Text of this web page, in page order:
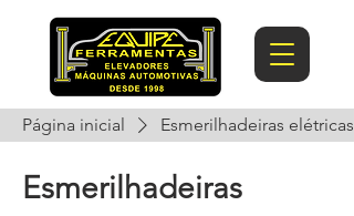
Página inicial Esmerilhadeiras elétricas
Esmerilhadeiras